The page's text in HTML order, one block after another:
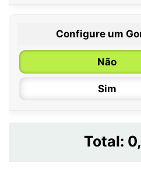
Configure um
Não
Sim
Total: